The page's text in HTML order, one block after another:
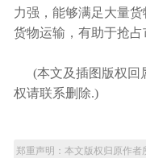
力强，能够满足大量
货物运输，有助于抢占
(本文及插图版权回
权请联系删除.)
郑重声明：本文版权归原作